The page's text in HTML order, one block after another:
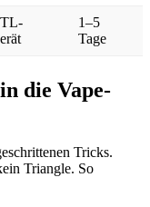
1–5
Tage
die Vape-
Tricks.
Triangle. So